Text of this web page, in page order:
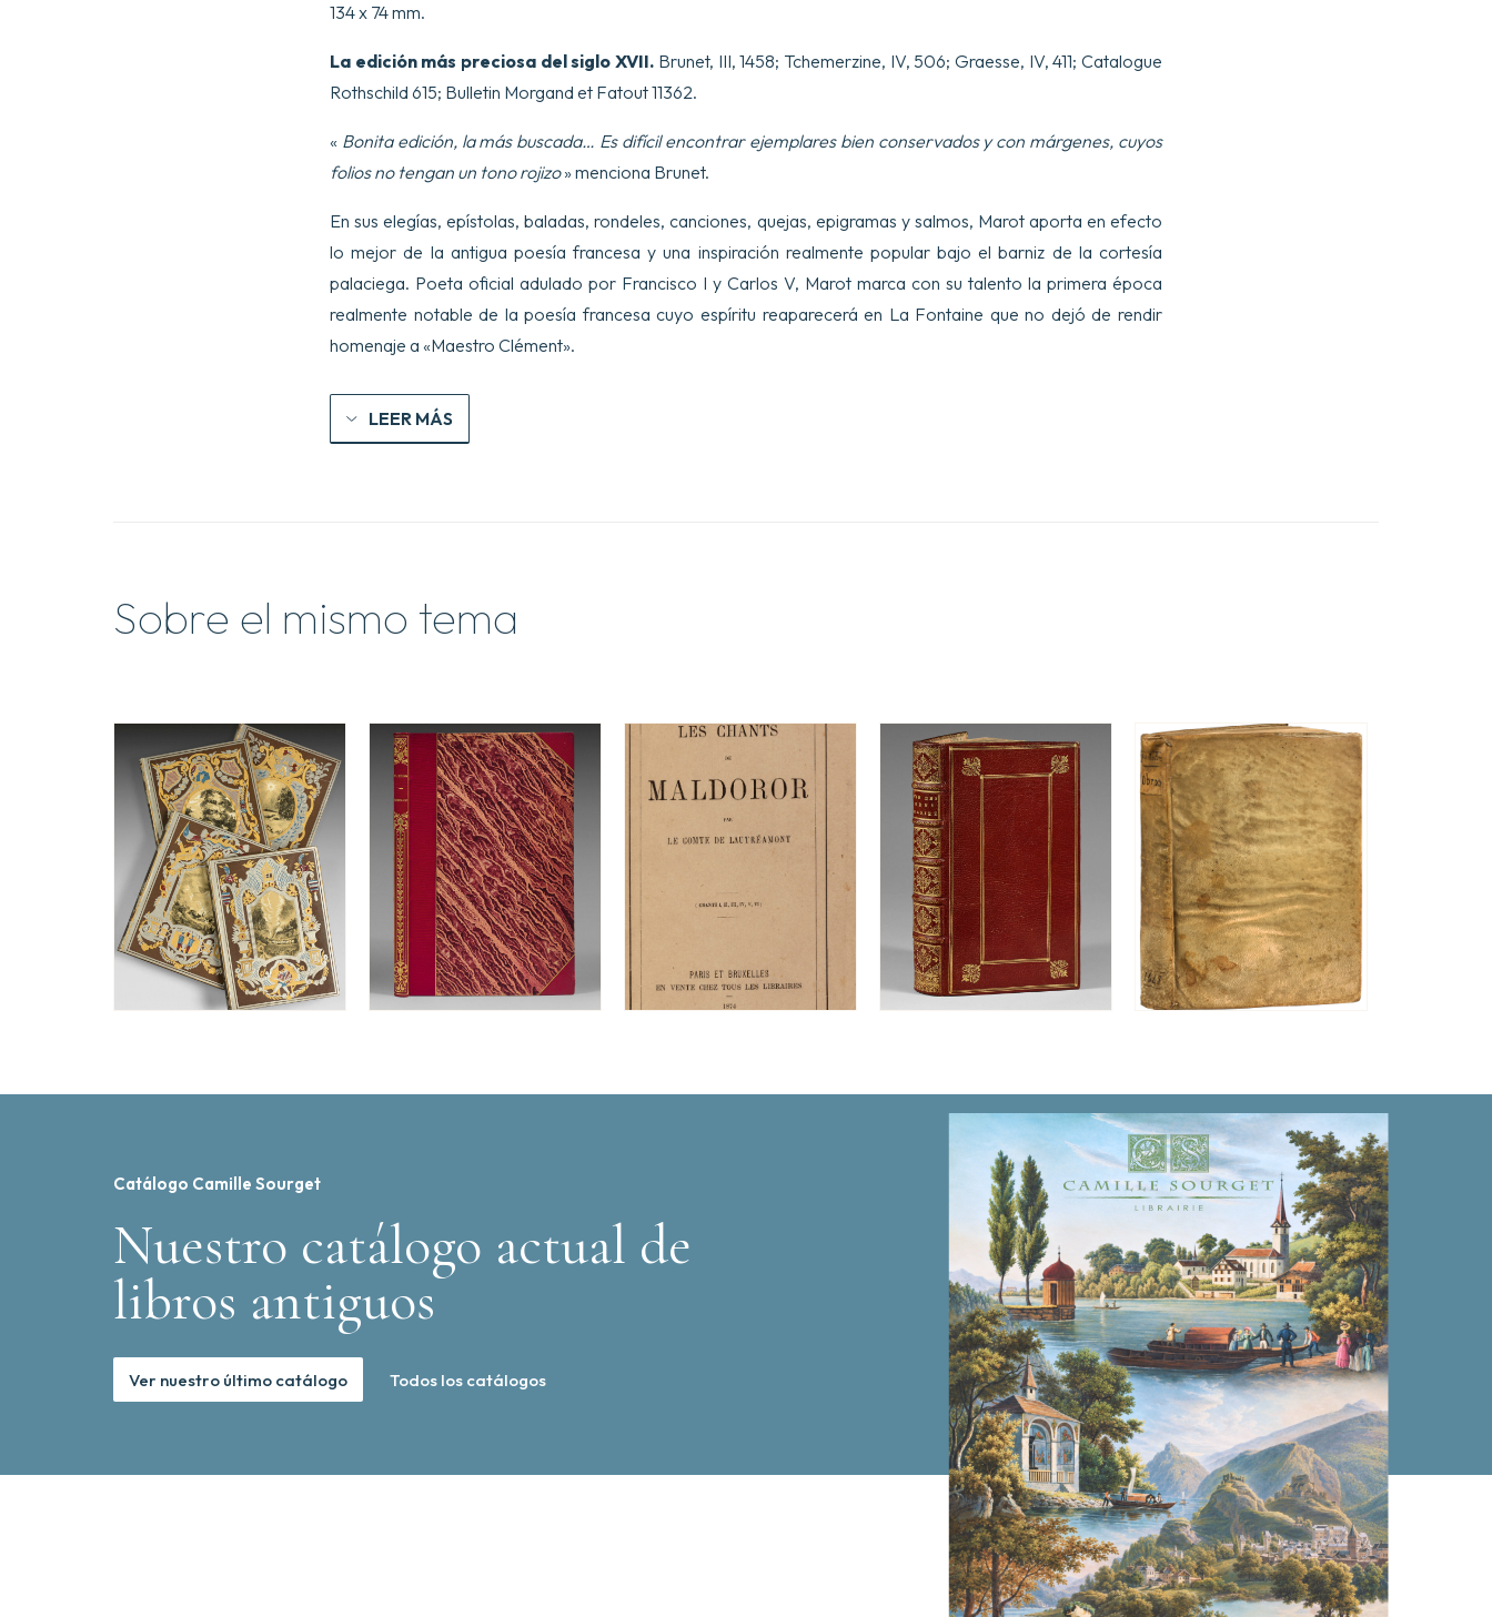
134 x 74 mm.
La edición más preciosa del siglo XVII. Brunet, III, 1458; Tchemerzine, IV, 506; Graesse, IV, 411; Catalogue
Rothschild 615; Bulletin Morgand et Fatout 11362.
« Bonita edición, la más buscada… Es difícil encontrar ejemplares bien conservados y con márgenes, cuyos
folios no tengan un tono rojizo» menciona Brunet.
En sus elegías, epístolas, baladas, rondeles, canciones, quejas, epigramas y salmos, Marot aporta en efecto
lo mejor de la antigua poesía francesa y una inspiración realmente popular bajo el barniz de la cortesía
palaciega. Poeta oficial adulado por Francisco I y Carlos V, Marot marca con su talento la primera época
realmente notable de la poesía francesa cuyo espíritu reaparecerá en La Fontaine que no dejó de rendir
homenaje a «Maestro Clément».
LEER MÁS
Sobre el mismo tema
Catálogo Camille Sourget
Nuestro catálogo actual de
libros antiguos
Ver nuestro último catálogo Todos los catálogos